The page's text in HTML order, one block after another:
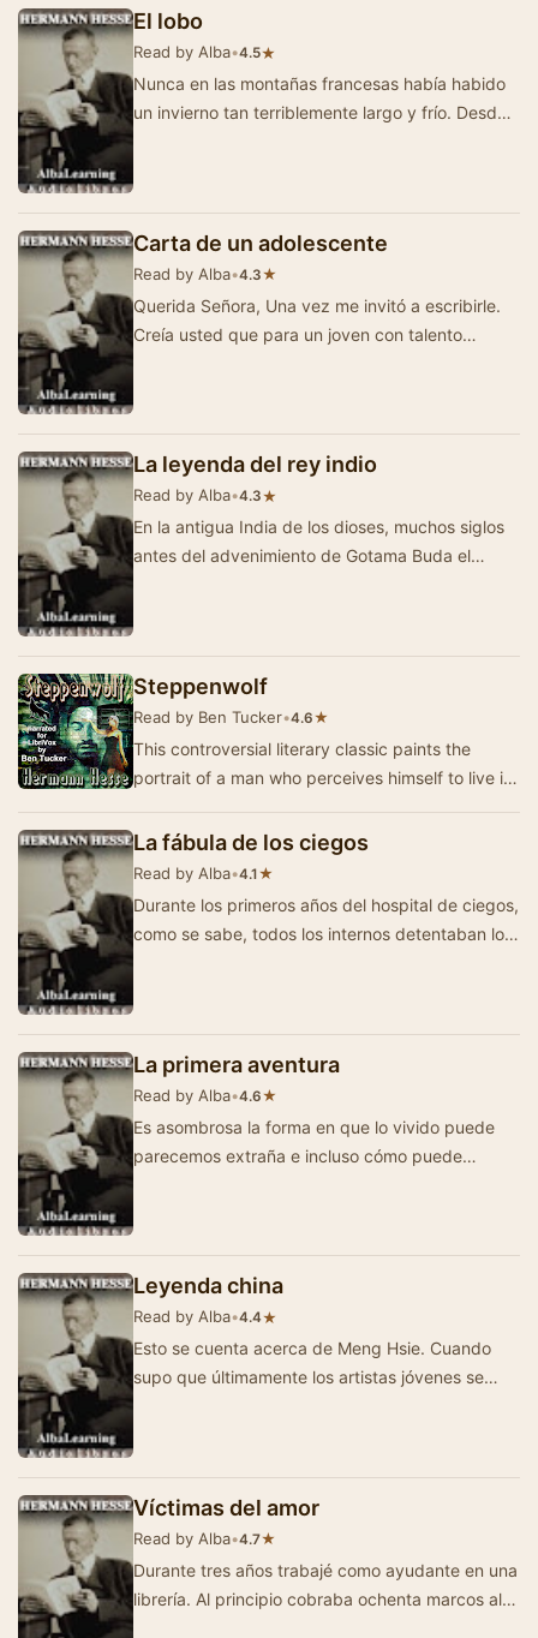
El lobo
Read by Alba•4.5★
Nunca en las montañas francesas había habido
un invierno tan terriblemente largo y frío. Desde
Carta de un adolescente
Read by Alba•4.3★
Querida Señora, Una vez me invitó a escribirle.
Creía usted que para un joven con talento
La leyenda del rey indio
Read by Alba•4.3★
En la antigua India de los dioses, muchos siglos
antes del advenimiento de Gotama Buda el
Steppenwolf
Read by Ben Tucker•4.6★
This controversial literary classic paints the
portrait of a man who perceives himself to live in
La fábula de los ciegos
Read by Alba•4.1 ★
Durante los primeros años del hospital de ciegos,
como se sabe, todos los internos detentaban los
La primera aventura
Read by Alba•4.6★
Es asombrosa la forma en que lo vivido puede
parecemos extraña e incluso cómo puede
Leyenda china
Read by Alba•4.4★
Esto se cuenta acerca de Meng Hsie. Cuando
supo que últimamente los artistas jóvenes se
Víctimas del amor
Read by Alba•4.7★
Durante tres años trabajé como ayudante en una
librería. Al principio cobraba ochenta marcos al